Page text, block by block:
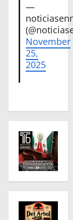
—
November
25,
2025